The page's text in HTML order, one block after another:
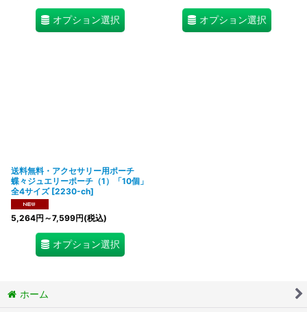
オプション選択 オプション選択
送料無料・アクセサリー用ポーチ
蝶々ジュエリーポーチ（1）「10個」
全4サイズ [2230-ch]
5,264円 ～7,599円(税込)
オプション選択
ホーム